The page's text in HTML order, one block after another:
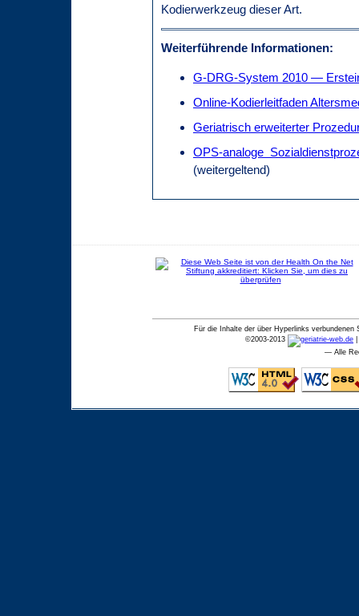
Kodierwerkzeug dieser Art.
Weiterführende Informationen:
G-DRG-System 2010 —
Online-Kodierleitfaden
Geriatrisch erweiterter
OPS-analoge
(weitergeltend)
Für die Inhalte der über Hyperlinks
©2003-2013
— Alle